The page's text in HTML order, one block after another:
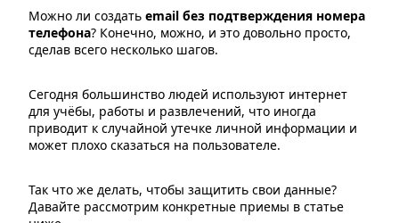
Можно ли создать email без подтверждения номера
телефона? Конечно, можно, и это довольно просто,
сделав всего несколько шагов.
Сегодня большинство людей используют интернет
для учёбы, работы и развлечений, что иногда
приводит к случайной утечке личной информации и
может плохо сказаться на пользователе.
Так что же делать, чтобы защитить свои данные?
Давайте рассмотрим конкретные приемы в статье